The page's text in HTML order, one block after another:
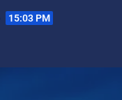
15:03 PM